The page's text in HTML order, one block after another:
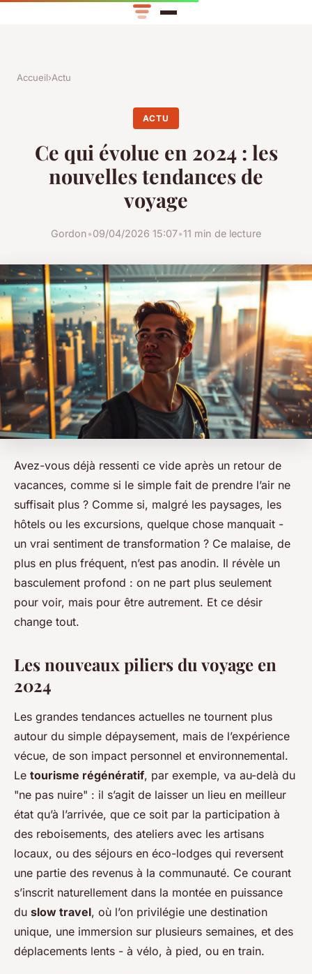
Accueil›Actu
ACTU
Ce qui évolue en 2024 : les
nouvelles tendances de
voyage
Gordon•09/04/2026 15:07•11 min de lecture
Avez-vous déjà ressenti ce vide après un retour de
vacances, comme si le simple fait de prendre l’air ne
suffisait plus ? Comme si, malgré les paysages, les
hôtels ou les excursions, quelque chose manquait -
un vrai sentiment de transformation ? Ce malaise, de
plus en plus fréquent, n’est pas anodin. Il révèle un
basculement profond : on ne part plus seulement
pour voir, mais pour être autrement. Et ce désir
change tout.
Les nouveaux piliers du voyage en
2024
Les grandes tendances actuelles ne tournent plus
autour du simple dépaysement, mais de l’expérience
vécue, de son impact personnel et environnemental.
Le tourisme régénératif, par exemple, va au-delà du
"ne pas nuire" : il s’agit de laisser un lieu en meilleur
état qu’à l’arrivée, que ce soit par la participation à
des reboisements, des ateliers avec les artisans
locaux, ou des séjours en éco-lodges qui reversent
une partie des revenus à la communauté. Ce courant
s’inscrit naturellement dans la montée en puissance
du slow travel, où l’on privilégie une destination
unique, une immersion sur plusieurs semaines, et des
déplacements lents - à vélo, à pied, ou en train.